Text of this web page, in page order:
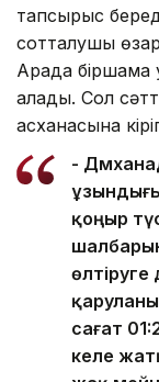
тапсырыс
сотталушы
Арада біршама
қалады. Сол
асханасына
-
қоңыр
сағат
келе